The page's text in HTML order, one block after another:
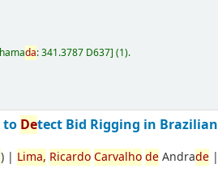
da:341.3787 D637](1).
to Detect Bid Rigging in Brazilian
) | Lima, RicardoCarvalhodeAndrade |